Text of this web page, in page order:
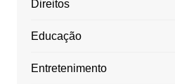
Direitos
Educação
Entretenimento